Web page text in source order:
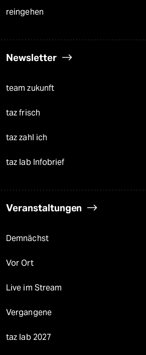
reingehen
Newsletter
team zukunft
taz frisch
taz zahl ich
taz lab Infobrief
Veranstaltungen
Demnächst
Vor Ort
Live im Stream
Vergangene
taz lab 2027